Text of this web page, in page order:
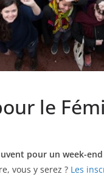
le
pour un week-
vous y serez ? Les